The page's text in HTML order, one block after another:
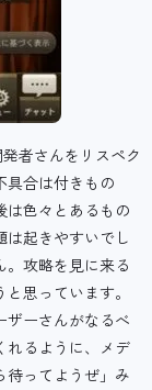
者さんをリスペク
具合は付きもの
は色々とあるもの
は起きやすいでし
。攻略を見に来る
思っています。
ザーさんがなるべ
れるように、メデ
待ってようぜ」み